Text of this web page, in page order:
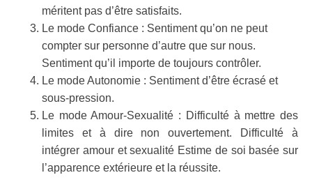
méritent pas d’être satisfaits.
Le mode Confiance : Sentiment qu’on ne peut
compter sur personne d’autre que sur nous.
Sentiment qu’il importe de toujours contrôler.
Le mode Autonomie : Sentiment d’être écrasé et
sous-pression.
Le mode Amour-Sexualité : Difficulté à mettre des
limites et à dire non ouvertement. Difficulté à
intégrer amour et sexualité Estime de soi basée sur
l’apparence extérieure et la réussite.